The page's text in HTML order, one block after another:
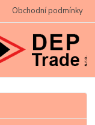
Obchodní podmínky